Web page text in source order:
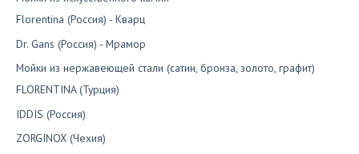
Florentina (Россия) - Кварц
Dr. Gans (Россия) - Мрамор
Мойки из нержавеющей стали (сатин, бронза, золото, графит)
FLORENTINA (Турция)
IDDIS (Россия)
ZORGINOX (Чехия)